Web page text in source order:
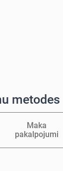
metodes
Maka
pakalpojumi